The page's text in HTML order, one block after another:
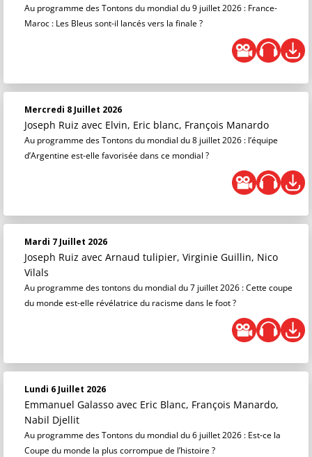
Au programme des Tontons du mondial du 9 juillet 2026 : France-
Maroc : Les Bleus sont-il lancés vers la finale ?
Mercredi 8 Juillet 2026
Joseph Ruiz avec Elvin, Eric blanc, François Manardo
Au programme des Tontons du mondial du 8 juillet 2026 : l’équipe
d’Argentine est-elle favorisée dans ce mondial ?
Mardi 7 Juillet 2026
Joseph Ruiz avec Arnaud tulipier, Virginie Guillin, Nico
Vilals
Au programme des tontons du mondial du 7 juillet 2026 : Cette coupe
du monde est-elle révélatrice du racisme dans le foot ?
Lundi 6 Juillet 2026
Emmanuel Galasso avec Eric Blanc, François Manardo,
Nabil Djellit
Au programme des Tontons du mondial du 6 juillet 2026 : Est-ce la
Coupe du monde la plus corrompue de l’histoire ?